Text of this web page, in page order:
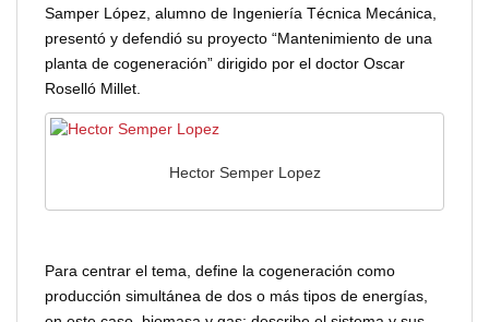
Samper López, alumno de Ingeniería Técnica Mecánica,
presentó y defendió su proyecto “Mantenimiento de una
planta de cogeneración” dirigido por el doctor Oscar
Roselló Millet.
Hector Semper Lopez
Para centrar el tema, define la cogeneración como
producción simultánea de dos o más tipos de energías,